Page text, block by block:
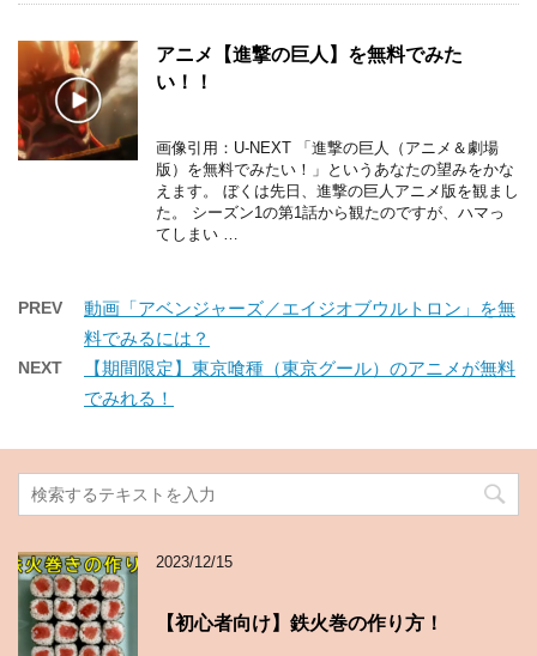
アニメ【進撃の巨人】を無料でみた
い！！
画像引用：U-NEXT 「進撃の巨人（アニメ＆劇場
版）を無料でみたい！」というあなたの望みをかな
えます。 ぼくは先日、進撃の巨人アニメ版を観まし
た。 シーズン1の第1話から観たのですが、ハマっ
てしまい …
PREV
動画「アベンジャーズ／エイジオブウルトロン」を無
料でみるには？
NEXT
【期間限定】東京喰種（東京グール）のアニメが無料
でみれる！
2023/12/15
【初心者向け】鉄火巻の作り方！